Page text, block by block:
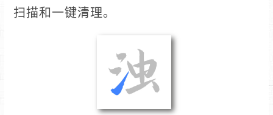
扫描和一键清理。